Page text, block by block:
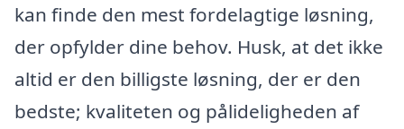
kan finde den mest fordelagtige løsning,
der opfylder dine behov. Husk, at det ikke
altid er den billigste løsning, der er den
bedste; kvaliteten og pålideligheden af